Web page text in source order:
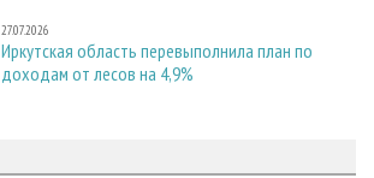
27.07.2026
Иркутская область перевыполнила план по
доходам от лесов на 4,9%